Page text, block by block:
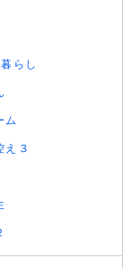
らし
ム
え３